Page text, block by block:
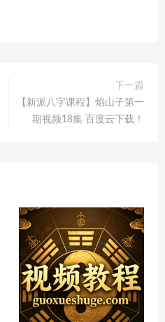
下一篇
【新‬派八‮课字‬程】焰山子第一
期视频18集 百度云下载！